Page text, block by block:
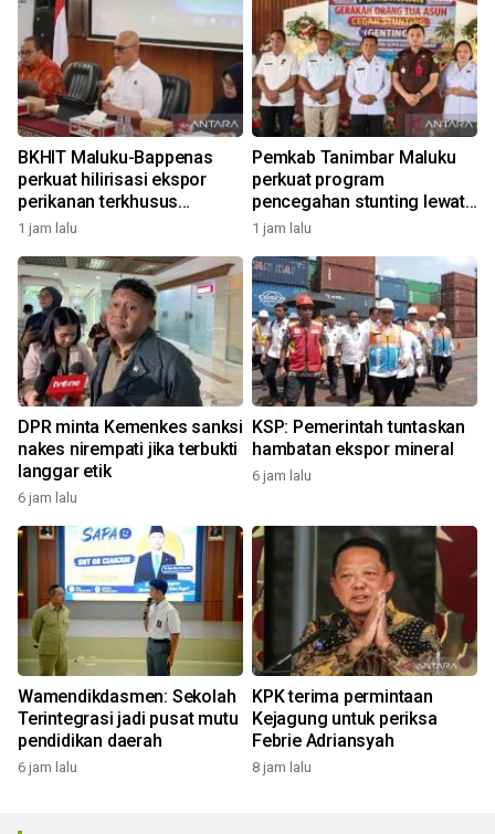
BKHIT Maluku-Bappenas
perkuat hilirisasi ekspor
perikanan terkhusus
komoditas TCT
1 jam lalu
Pemkab Tanimbar Maluku
perkuat program
pencegahan stunting lewat
Genting 2026
1 jam lalu
DPR minta Kemenkes sanksi
nakes nirempati jika terbukti
langgar etik
6 jam lalu
KSP: Pemerintah tuntaskan
hambatan ekspor mineral
6 jam lalu
Wamendikdasmen: Sekolah
Terintegrasi jadi pusat mutu
pendidikan daerah
6 jam lalu
KPK terima permintaan
Kejagung untuk periksa
Febrie Adriansyah
8 jam lalu